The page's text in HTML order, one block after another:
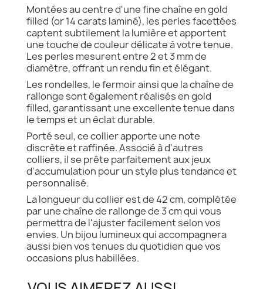
Montées au centre d'une fine chaîne en gold
filled (or 14 carats laminé), les perles facettées
captent subtilement la lumière et apportent
une touche de couleur délicate à votre tenue.
Les perles mesurent entre 2 et 3 mm de
diamètre, offrant un rendu fin et élégant.
Les rondelles, le fermoir ainsi que la chaîne de
rallonge sont également réalisés en gold
filled, garantissant une excellente tenue dans
le temps et un éclat durable.
Porté seul, ce collier apporte une note
discrète et raffinée. Associé à d'autres
colliers, il se prête parfaitement aux jeux
d'accumulation pour un style plus tendance et
personnalisé.
La longueur du collier est de 42 cm, complétée
par une chaîne de rallonge de 3 cm qui vous
permettra de l'ajuster facilement selon vos
envies. Un bijou lumineux qui accompagnera
aussi bien vos tenues du quotidien que vos
occasions plus habillées.